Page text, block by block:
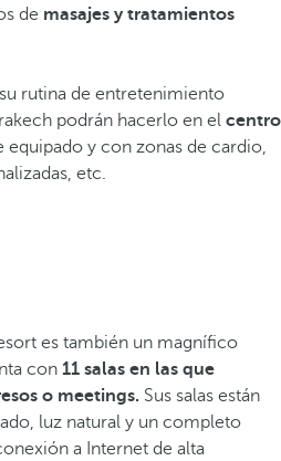
de masajes y tratamientos
rutina de entretenimiento
podrán hacerlo en el centro
equipado y con zonas de cardio,
etc.
es también un magnífico
con 11 salas en las que
o meetings. Sus salas están
luz natural y un completo
a Internet de alta